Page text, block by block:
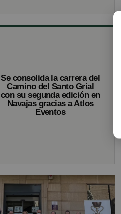
Se consolida la carrera del
Camino del Santo Grial
con su segunda edición en
Navajas gracias a Atlos
Eventos